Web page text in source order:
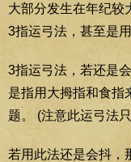
大部分发生在年纪较
3指运弓法，甚至是用
3指运弓法，若还是
是指用大拇指和食指
题。 (注意此运弓法
若用此法还是会抖，